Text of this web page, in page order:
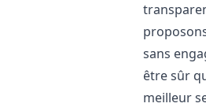
sans
être sûr
meilleur